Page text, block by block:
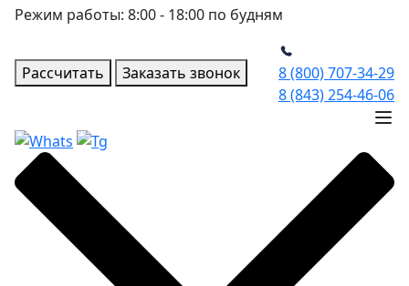
Режим работы: 8:00 - 18:00 по будням
Рассчитать Заказать звонок
8 (800) 707-34-29
8 (843) 254-46-06